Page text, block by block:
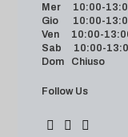
Mer 10:00-
Gio 10:00-
Ven 10:00-
Sab 10:00-
Dom Chiuso
Follow Us